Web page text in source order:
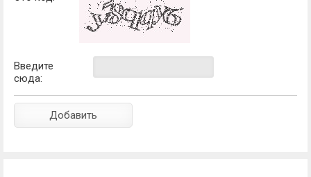
Введите
сюда: